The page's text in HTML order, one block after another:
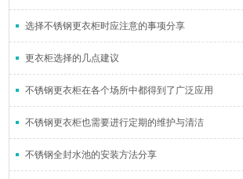
选择不锈钢更衣柜时应注意的事项分享
更衣柜选择的几点建议
不锈钢更衣柜在各个场所中都得到了广泛应用
不锈钢更衣柜也需要进行定期的维护与清洁
不锈钢全封水池的安装方法分享